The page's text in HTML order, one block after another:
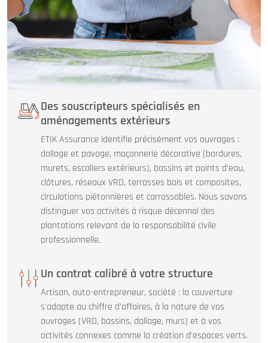
Des souscripteurs spécialisés en
aménagements extérieurs
ETIK Assurance identifie précisément vos ouvrages :
dallage et pavage, maçonnerie décorative (bordures,
murets, escaliers extérieurs), bassins et points d'eau,
clôtures, réseaux VRD, terrasses bois et composites,
circulations piétonnières et carrossables. Nous savons
distinguer vos activités à risque décennal des
plantations relevant de la responsabilité civile
professionnelle.
Un contrat calibré à votre structure
Artisan, auto-entrepreneur, société : la couverture
s'adapte au chiffre d'affaires, à la nature de vos
ouvrages (VRD, bassins, dallage, murs) et à vos
activités connexes comme la création d'espaces verts.